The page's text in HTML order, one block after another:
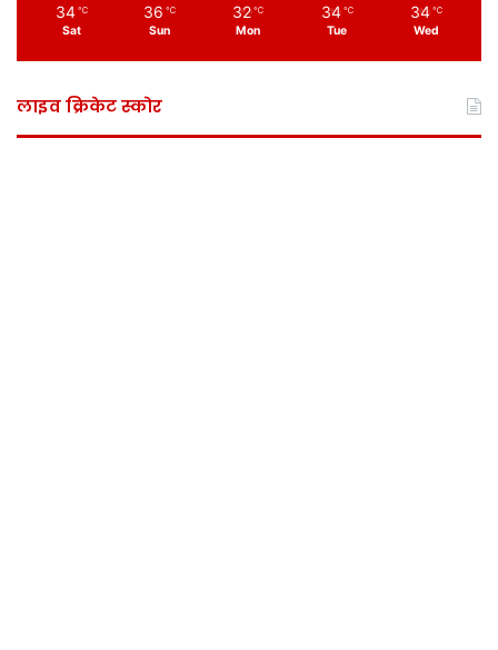
34 ℃
Sat
36 ℃
Sun
32 ℃
Mon
34 ℃
Tue
34 ℃
Wed
लाइव क्रिकेट स्कोर